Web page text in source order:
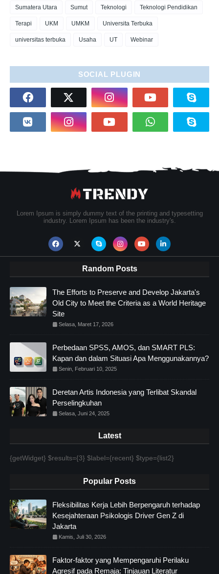
Sumatera Utara Sumut Teknologi Teknologi Pendidikan
Terapi UKM UMKM Universita Terbuka
universitas terbuka Usaha UT Webinar
SOCIAL PLUGIN
Lorem Ipsum is simply dummy text of the printing and typesetting
industry. Lorem Ipsum has been the industry's.
Random Posts
The Efforts to Preserve and Develop Jakarta's
Old City to Meet the Criteria as a World Heritage
Site
Selasa, Maret 17, 2026
Perbedaan SPSS, AMOS, dan SMART PLS:
Kapan dan dalam Situasi Apa Menggunakannya?
Senin, Februari 10, 2025
Deretan Artis Indonesia yang Terlibat Skandal
Perselingkuhan
Selasa, Juni 24, 2025
Latest
{getWidget} $results={3} $label={recent} $type={list2}
Popular Posts
Fleksibilitas Kerja Lebih Berpengaruh terhadap
Kesejahteraan Psikologis Driver Gen Z di
Jakarta
Kamis, Juli 30, 2026
Faktor-faktor yang Mempengaruhi Perilaku
Agresif pada Remaja: Tinjauan Literatur